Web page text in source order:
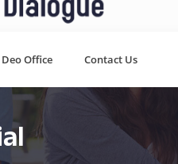
Deo Office Contact Us